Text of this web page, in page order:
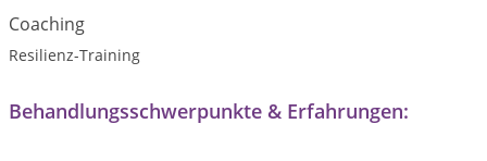
Coaching
Resilienz-Training
Behandlungsschwerpunkte & Erfahrungen: